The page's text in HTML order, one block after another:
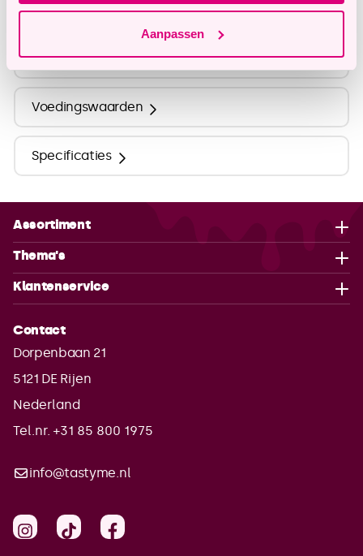
Aanpassen
Omschrijving
Ingrediënten
Voedingswaarden
Specificaties
Assortiment
Thema's
Klantenservice
Contact
Dorpenbaan 21
5121 DE Rijen
Nederland
Tel.nr. +31 85 800 1975
info@tastyme.nl